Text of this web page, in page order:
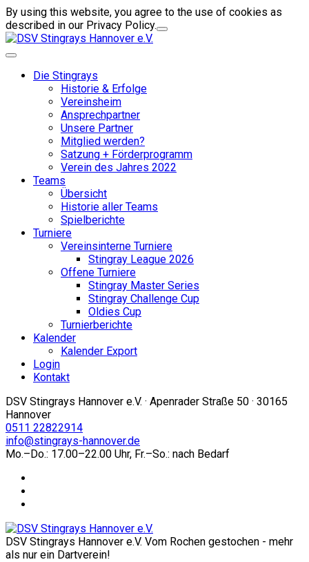
By using this website, you agree to the use of cookies as
described in our Privacy Policy.
Die Stingrays
Historie & Erfolge
Vereinsheim
Ansprechpartner
Unsere Partner
Mitglied werden?
Satzung + Förderprogramm
Verein des Jahres 2022
Teams
Übersicht
Historie aller Teams
Spielberichte
Turniere
Vereinsinterne Turniere
Stingray League 2026
Offene Turniere
Stingray Master Series
Stingray Challenge Cup
Oldies Cup
Turnierberichte
Kalender
Kalender Export
Login
Kontakt
DSV Stingrays Hannover e.V. · Apenrader Straße 50 · 30165
Hannover
0511 22822914
info@stingrays-hannover.de
Mo.–Do.: 17.00–22.00 Uhr, Fr.–So.: nach Bedarf
DSV Stingrays Hannover e.V. Vom Rochen gestochen - mehr
als nur ein Dartverein!